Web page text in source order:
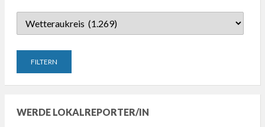
WERDE LOKALREPORTER/IN